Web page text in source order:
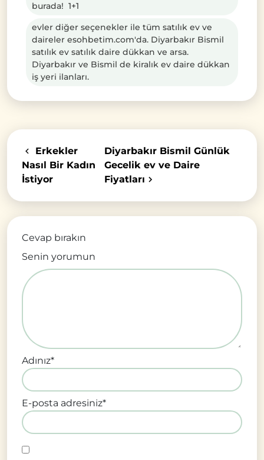
burada! 1+1
evler diğer seçenekler ile tüm satılık ev ve
daireler esohbetim.com'da. Diyarbakır Bismil
satılık ev satılık daire dükkan ve arsa.
Diyarbakır ve Bismil de kiralık ev daire dükkan
iş yeri ilanları.
Erkekler
Nasıl Bir Kadın
İstiyor
Diyarbakır Bismil Günlük
Gecelik ev ve Daire
Fiyatları
Cevap bırakın
Senin yorumun
Adınız*
E-posta adresiniz*